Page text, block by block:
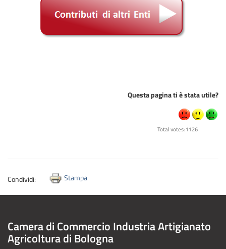
Questa pagina ti è stata utile?
Total votes: 1126
Condividi: Stampa
Camera di Commercio Industria Artigianato
Agricoltura di Bologna